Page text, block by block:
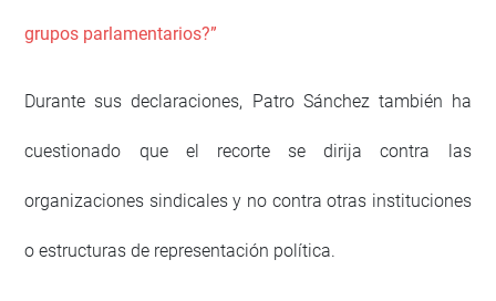
grupos parlamentarios?”
Durante sus declaraciones, Patro Sánchez también ha
cuestionado que el recorte se dirija contra las
organizaciones sindicales y no contra otras instituciones
o estructuras de representación política.